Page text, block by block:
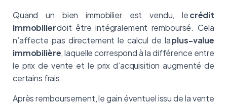
Quand un bien immobilier est vendu, lecrédit
immobilierdoit être intégralement remboursé. Cela
n’affecte pas directement le calcul de laplus-value
immobilière, laquelle correspond à la différence entre
le prix de vente et le prix d’acquisition augmenté de
certains frais.
Après remboursement, le gain éventuel issu de la vente